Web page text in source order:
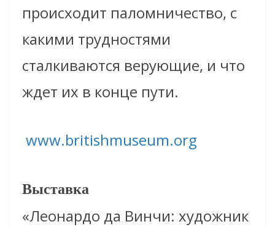
происходит паломничество, с
какими трудностями
сталкиваются верующие, и что
ждет их в конце пути.
www.britishmuseum.org
Выставка
«Леонардо да Винчи: художник